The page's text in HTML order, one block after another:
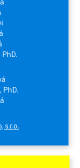
PhD.
s.r.o.